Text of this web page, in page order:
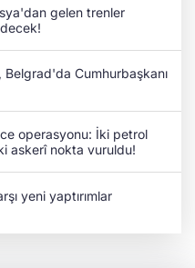
gelen trenler
Belgrad'da Cumhurbaşkanı
operasyonu: İki petrol
askerî nokta vuruldu!
yeni yaptırımlar